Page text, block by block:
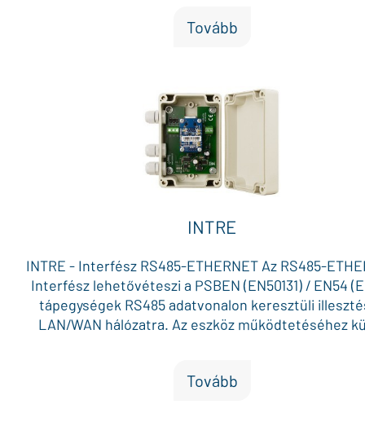
Tovább
INTRE
INTRE - Interfész RS485-ETHERNET Az RS485-
Interfész lehetővéteszi a PSBEN (EN50131) / EN54
tápegységek RS485 adatvonalon keresztüli
LAN/WAN hálózatra. Az eszköz működtetéséhez
modul környezeti kihivásoknak ellenálló zárt,
Tovább